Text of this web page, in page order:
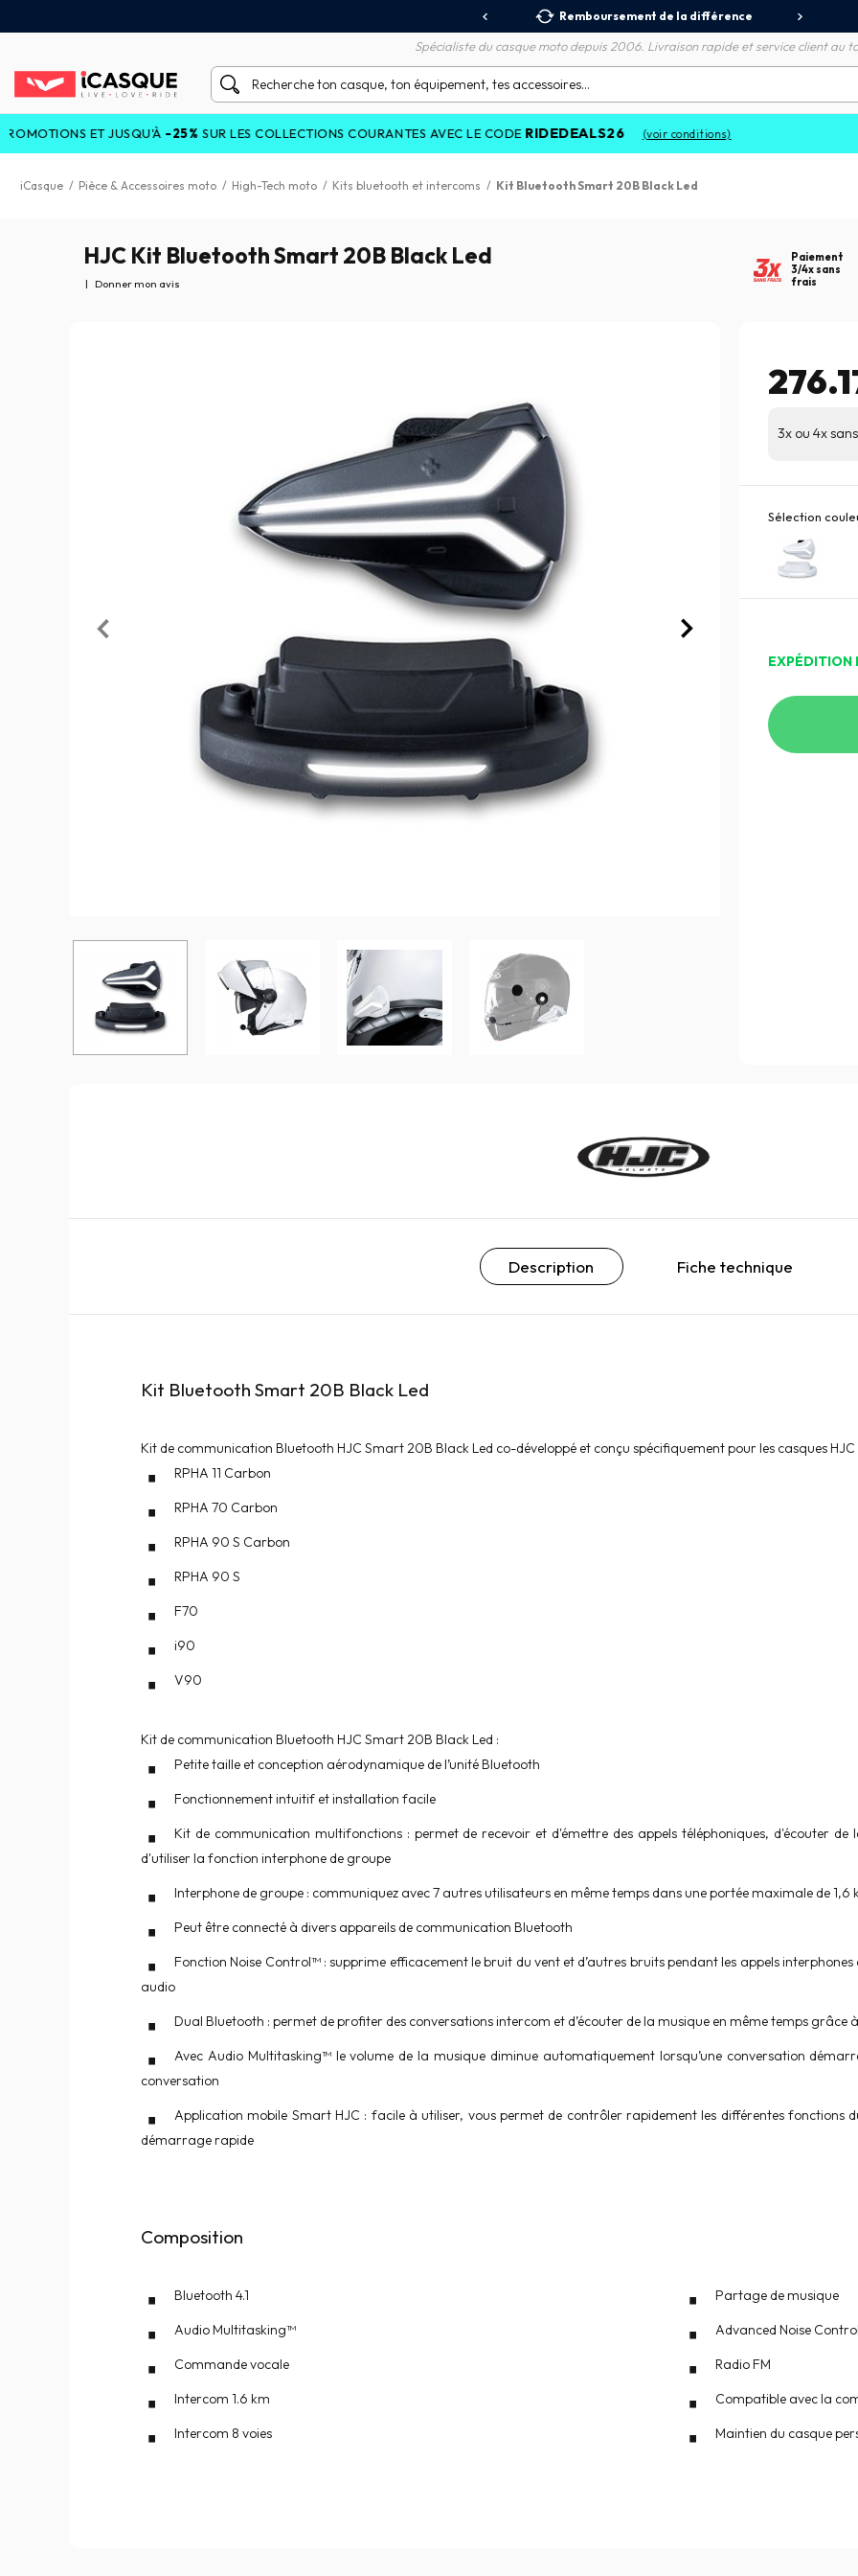
Remboursement de la différence
Spécialiste du casque moto depuis 2006. Livraison rapide et service client au
ET JUSQU'À-25%SUR LES COLLECTIONS COURANTES AVEC LE CODERIDEDEALS26 (voir conditions)
iCasque / Pièce & Accessoires moto / High-Tech moto / Kits bluetooth et intercoms / Kit Bluetooth Smart 20B Black Led
HJC Kit Bluetooth Smart 20B Black Led
| Donner mon avis
Paiement
3/4x sans
frais
3x ou 4x
Sélection
EXPÉDITION
Description Fiche technique
Kit Bluetooth Smart 20B Black Led
Kit de communication Bluetooth HJC Smart 20B Black Led co-développé et conçu spécifiquement pour les casques HJC
RPHA 11 Carbon
RPHA 70 Carbon
RPHA 90 S Carbon
RPHA 90 S
F70
i90
V90
Kit de communication Bluetooth HJC Smart 20B Black Led :
Petite taille et conception aérodynamique de l’unité Bluetooth
Fonctionnement intuitif et installation facile
Kit de communication multifonctions : permet de recevoir et d'émettre des appels téléphoniques, d'écouter de
d'utiliser la fonction interphone de groupe
Interphone de groupe : communiquez avec 7 autres utilisateurs en même temps dans une portée maximale de 1,6
Peut être connecté à divers appareils de communication Bluetooth
Fonction Noise Control™ : supprime efficacement le bruit du vent et d’autres bruits pendant les appels
audio
Dual Bluetooth : permet de profiter des conversations intercom et d’écouter de la musique en même temps grâce
Avec Audio Multitasking™ le volume de la musique diminue automatiquement lorsqu’une conversation
conversation
Application mobile Smart HJC : facile à utiliser, vous permet de contrôler rapidement les différentes fonctions
démarrage rapide
Composition
Bluetooth 4.1
Audio Multitasking™
Commande vocale
Intercom 1.6 km
Intercom 8 voies
Partage de musique
Advanced Noise
Radio FM
Compatible avec la
Maintien du casque